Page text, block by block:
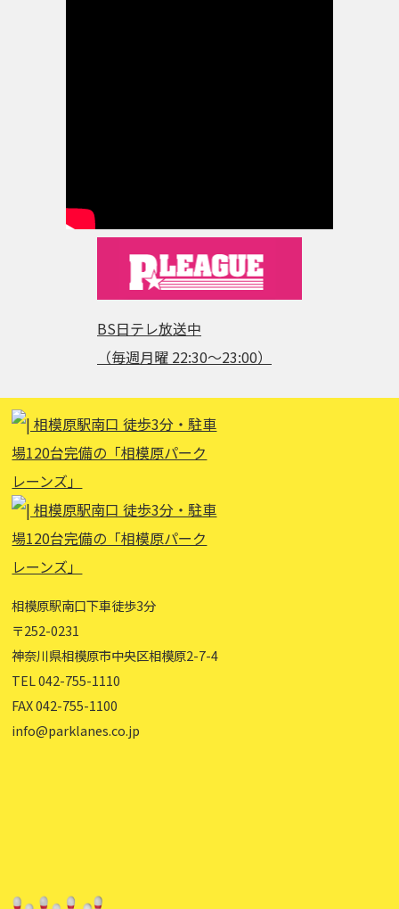
BS日テレ放送中
（毎週月曜 22:30～23:00）
相模原駅南口下車徒歩3分
〒252-0231
神奈川県相模原市中央区相模原2-7-4
TEL 042-755-1110
FAX 042-755-1100
info@parklanes.co.jp